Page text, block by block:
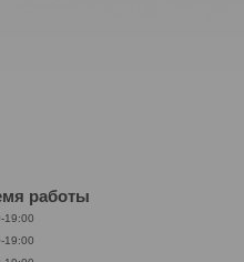
работы
19:00
19:00